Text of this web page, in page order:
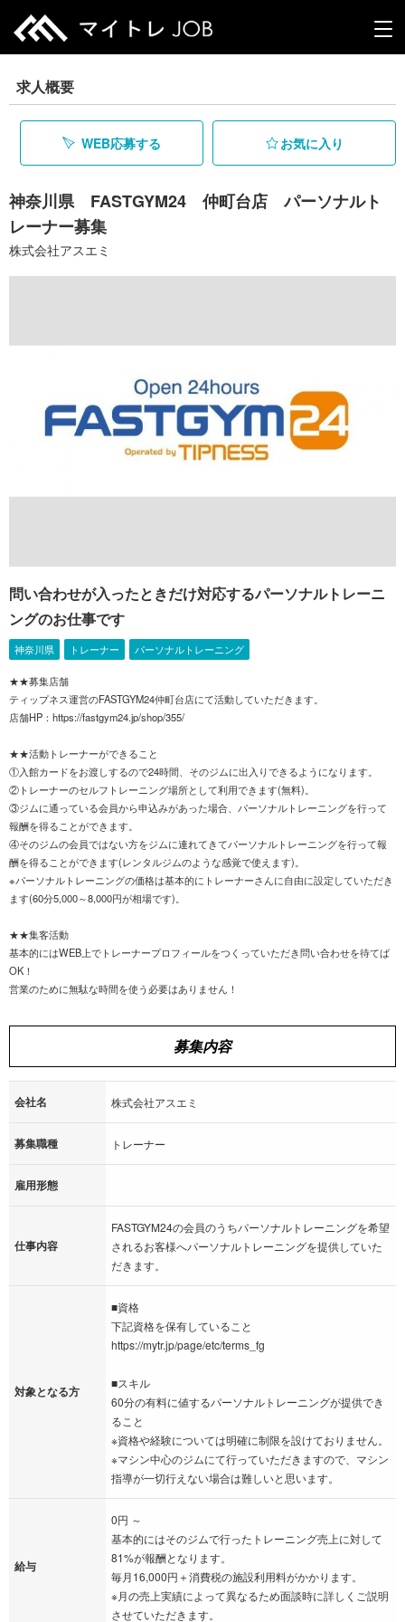
求人概要
WEB応募する お気に入り
神奈川県 FASTGYM24 仲町台店 パーソナルト
レーナー募集
株式会社アスエミ
問い合わせが入ったときだけ対応するパーソナルトレーニ
ングのお仕事です
神奈川県 トレーナー パーソナルトレーニング
★★募集店舗
ティップネス運営のFASTGYM24仲町台店にて活動していただきます。
店舗HP：https://fastgym24.jp/shop/355/
★★活動トレーナーができること
①入館カードをお渡しするので24時間、そのジムに出入りできるようになります。
②トレーナーのセルフトレーニング場所として利用できます(無料)。
③ジムに通っている会員から申込みがあった場合、パーソナルトレーニングを行って
報酬を得ることができます。
④そのジムの会員ではない方をジムに連れてきてパーソナルトレーニングを行って報
酬を得ることができます(レンタルジムのような感覚で使えます)。
※パーソナルトレーニングの価格は基本的にトレーナーさんに自由に設定していただき
ます(60分5,000～8,000円が相場です)。
★★集客活動
基本的にはWEB上でトレーナープロフィールをつくっていただき問い合わせを待てば
OK！
営業のために無駄な時間を使う必要はありません！
募集内容
会社名 株式会社アスエミ
募集職種 トレーナー
雇用形態
仕事内容
FASTGYM24の会員のうちパーソナルトレーニングを希望
されるお客様へパーソナルトレーニングを提供していた
だきます。
対象となる方
■資格
下記資格を保有していること
https://mytr.jp/page/etc/terms_fg
■スキル
60分の有料に値するパーソナルトレーニングが提供でき
ること
※資格や経験については明確に制限を設けておりません。
※マシン中心のジムにて行っていただきますので、マシン
指導が一切行えない場合は難しいと思います。
給与
0円 ～
基本的にはそのジムで行ったトレーニング売上に対して
81%が報酬となります。
毎月16,000円＋消費税の施設利用料がかかります。
※月の売上実績によって異なるため面談時に詳しくご説明
させていただきます。